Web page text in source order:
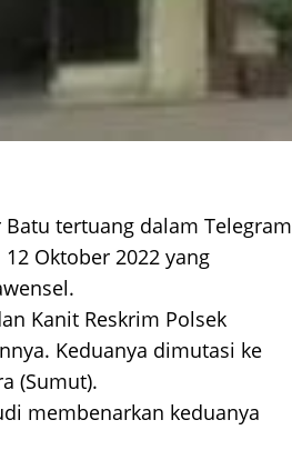
tertuang dalam Telegram
12 Oktober 2022 yang
Kanit Reskrim Polsek
Keduanya dimutasi ke
(Sumut).
membenarkan keduanya